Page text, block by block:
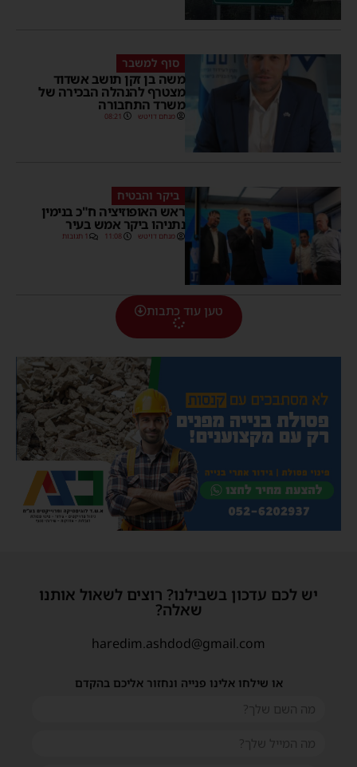
סוף למשבר
משה בן זקן תושב אשדוד
מצטרף להנהלה הבכירה של
משרד התחבורה
מנחם דויטש 08:21
ביקר והבטיח
ראש האופוזיציה ח"כ בנימין
נתניהו ביקר אמש בעיר
מנחם דויטש 11:08 1 תגובות
טען עוד כתבות
יש לכם עדכון בשבילנו? רוצים לשאול אותנו
שאלה?
haredim.ashdod@gmail.com
או שילחו אלינו פנייה ונחזור אליכם בהקדם